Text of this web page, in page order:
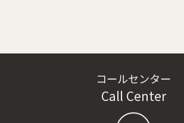
コールセンター
Call Center